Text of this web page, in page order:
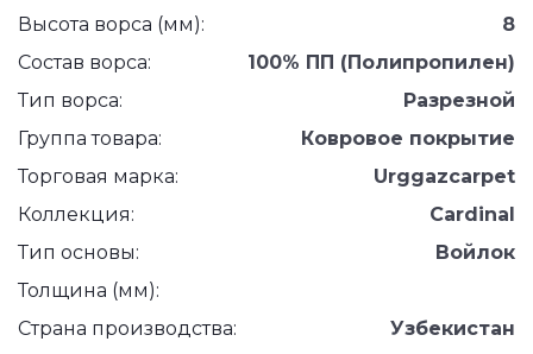
Высота ворса (мм):
8
Состав ворса:
100% ПП (Полипропилен)
Тип ворса:
Разрезной
Группа товара:
Ковровое покрытие
Торговая марка:
Urggazcarpet
Коллекция:
Cardinal
Тип основы:
Войлок
Толщина (мм):
Страна производства:
Узбекистан